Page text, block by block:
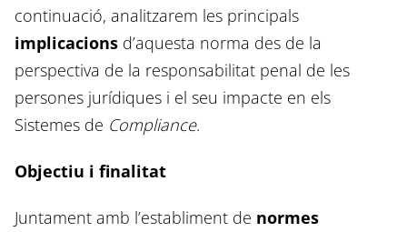
continuació, analitzarem les principals
implicacions d’aquesta norma des de la
perspectiva de la responsabilitat penal de les
persones jurídiques i el seu impacte en els
Sistemes de Compliance.
Objectiu i finalitat
Juntament amb l’establiment de normes